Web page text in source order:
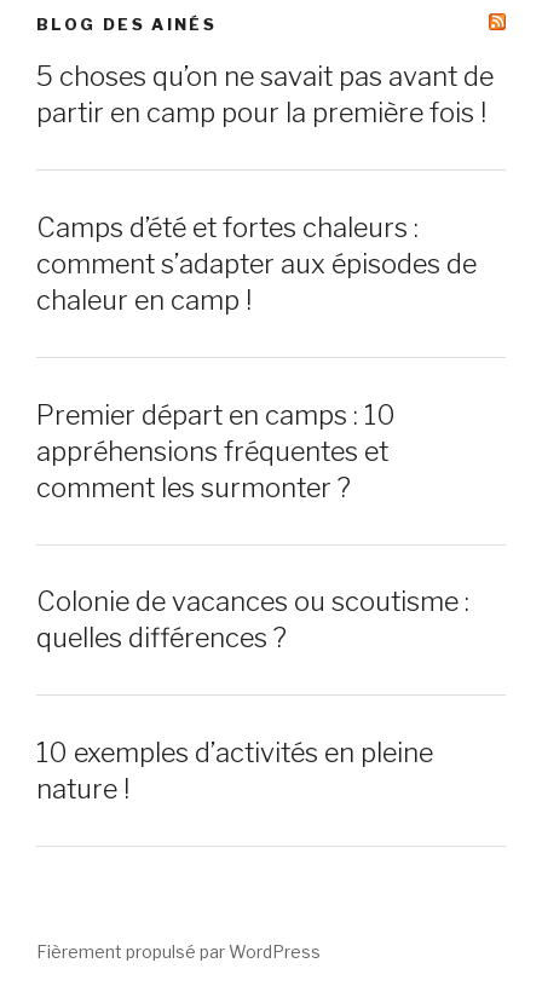
BLOG DES AINÉS
5 choses qu’on ne savait pas avant de
partir en camp pour la première fois !
Camps d’été et fortes chaleurs :
comment s’adapter aux épisodes de
chaleur en camp !
Premier départ en camps : 10
appréhensions fréquentes et
comment les surmonter ?
Colonie de vacances ou scoutisme :
quelles différences ?
10 exemples d’activités en pleine
nature !
Fièrement propulsé par WordPress